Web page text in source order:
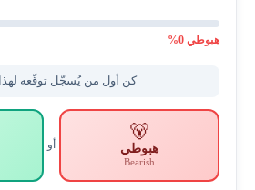
هبوطي 0
%
كن أول من يُسجّل توقّعه
🐻
هبوطي
Bearish
أو